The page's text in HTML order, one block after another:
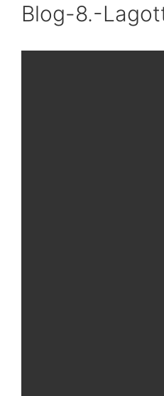
Blog-8.-